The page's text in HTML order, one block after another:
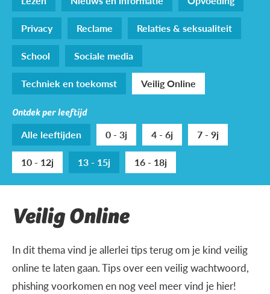
Privacy
Reclame
Relaties & seksualiteit
School
Sociale media
Techniek en toekomst
Veilig Online
Ontdek per leeftijd
Alle leeftijden 0 - 3j 4 - 6j
7 - 9j
10 - 12j
13 - 15j 16 - 18j
Veilig Online
In dit thema vind je allerlei tips terug om je kind veilig
online te laten gaan. Tips over een veilig wachtwoord,
phishing voorkomen en nog veel meer vind je hier!